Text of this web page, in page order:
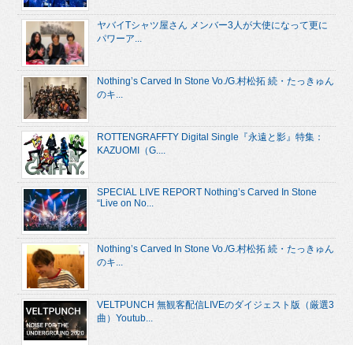
ヤバイTシャツ屋さん メンバー3人が大使になって更に
パワーア...
Nothing’s Carved In Stone Vo./G.村松拓 続・たっきゅん
のキ...
ROTTENGRAFFTY Digital Single『永遠と影』特集：
KAZUOMI（G....
SPECIAL LIVE REPORT Nothing’s Carved In Stone
“Live on No...
Nothing’s Carved In Stone Vo./G.村松拓 続・たっきゅん
のキ...
VELTPUNCH 無観客配信LIVEのダイジェスト版（厳選3
曲）Youtub...